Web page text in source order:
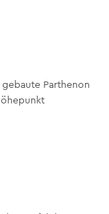
Parthenon